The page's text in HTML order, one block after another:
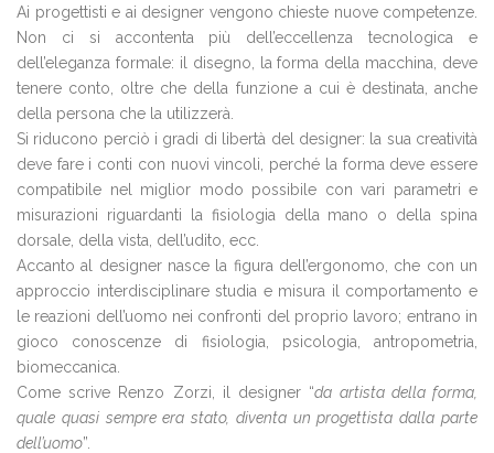
Ai progettisti e ai designer vengono chieste nuove competenze.
Non ci si accontenta più dell’eccellenza tecnologica e
dell’eleganza formale: il disegno, la forma della macchina, deve
tenere conto, oltre che della funzione a cui è destinata, anche
della persona che la utilizzerà.
Si riducono perciò i gradi di libertà del designer: la sua creatività
deve fare i conti con nuovi vincoli, perché la forma deve essere
compatibile nel miglior modo possibile con vari parametri e
misurazioni riguardanti la fisiologia della mano o della spina
dorsale, della vista, dell’udito, ecc.
Accanto al designer nasce la figura dell’ergonomo, che con un
approccio interdisciplinare studia e misura il comportamento e
le reazioni dell’uomo nei confronti del proprio lavoro; entrano in
gioco conoscenze di fisiologia, psicologia, antropometria,
biomeccanica.
Come scrive Renzo Zorzi, il designer “da artista della forma,
quale quasi sempre era stato, diventa un progettista dalla parte
dell’uomo”.